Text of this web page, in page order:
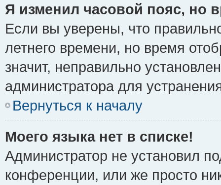
Я изменил часовой пояс, но
Если вы уверены, что
летнего времени, но время
значит, неправильно
администратора для
Вернуться к началу
Моего языка нет в списке!
Администратор не установил
конференции, или же просто